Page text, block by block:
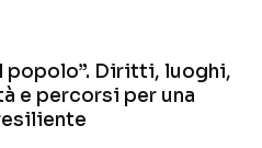
popolo”. Diritti, luoghi,
e percorsi per una